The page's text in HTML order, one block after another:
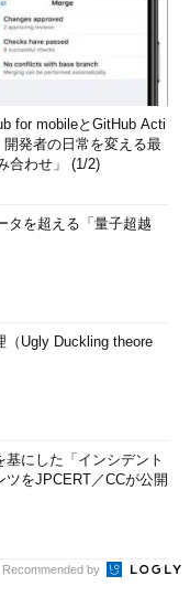
for mobileとGitHub Acti
開発者の日常を変える最
合わせ」 (1/2)
タを超える「量子超越
（Ugly Duckling theore
にした「インシデント
をJPCERT／CCが公開
Recommended by